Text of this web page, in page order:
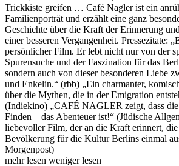
Trickkiste greifen … Café Nagler ist ein
Familienporträt und erzählt eine ganz
Geschichte über die Kraft der Erinnerung
einer besseren Vergangenheit. Pressezitate:
persönlicher Film. Er lebt nicht nur von der
Spurensuche und der Faszination für das
sondern auch von dieser besonderen Liebe
und Enkelin.“ (rbb) „Ein charmanter,
über die Mythen, die in der Emigration
(Indiekino) „CAFÉ NAGLER zeigt, dass die
Finden – das Abenteuer ist!“ (Jüdische
liebevoller Film, der an die Kraft erinnert,
Bevölkerung für die Kultur Berlins einmal
Morgenpost)
mehr lesen weniger lesen